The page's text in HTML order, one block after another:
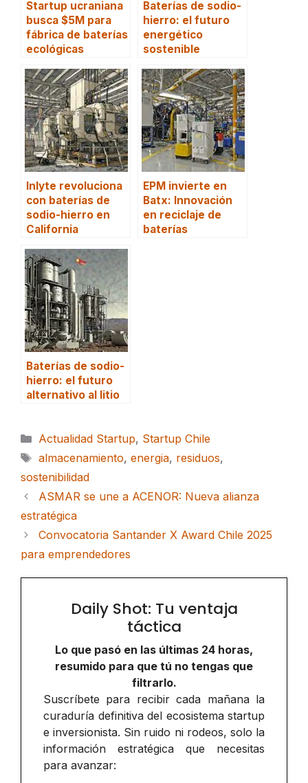
Startup ucraniana
busca $5M para
fábrica de baterías
ecológicas
Baterías de sodio-
hierro: el futuro
energético
sostenible
Inlyte revoluciona
con baterías de
sodio-hierro en
California
EPM invierte en
Batx: Innovación
en reciclaje de
baterías
Baterías de sodio-
hierro: el futuro
alternativo al litio
Categorías
Actualidad Startup, Startup Chile
Etiquetas
almacenamiento, energia, residuos,
sostenibilidad
ASMAR se une a ACENOR: Nueva alianza
estratégica
Convocatoria Santander X Award Chile 2025
para emprendedores
Daily Shot: Tu ventaja
táctica
Lo que pasó en las últimas 24 horas,
resumido para que tú no tengas que
filtrarlo.
Suscríbete para recibir cada mañana la
curaduría definitiva del ecosistema startup
e inversionista. Sin ruido ni rodeos, solo la
información estratégica que necesitas
para avanzar: